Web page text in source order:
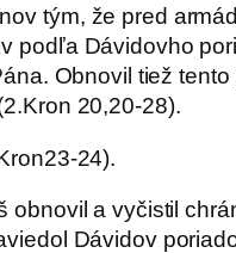
tým, že pred
podľa Dávidovho
Obnovil tiež
20,20-28).
24).
obnovil a vyčistil
Dávidov